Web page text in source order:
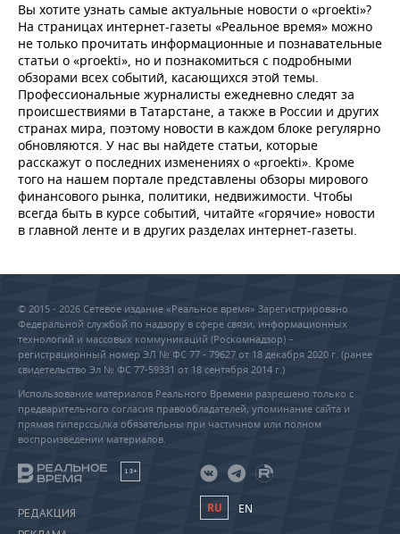
Вы хотите узнать самые актуальные новости о «proekti»?
На страницах интернет-газеты «Реальное время» можно
не только прочитать информационные и познавательные
статьи о «proekti», но и познакомиться с подробными
обзорами всех событий, касающихся этой темы.
Профессиональные журналисты ежедневно следят за
происшествиями в Татарстане, а также в России и других
странах мира, поэтому новости в каждом блоке регулярно
обновляются. У нас вы найдете статьи, которые
расскажут о последних изменениях о «proekti». Кроме
того на нашем портале представлены обзоры мирового
финансового рынка, политики, недвижимости. Чтобы
всегда быть в курсе событий, читайте «горячие» новости
в главной ленте и в других разделах интернет-газеты.
© 2015 - 2026 Сетевое издание «Реальное время» Зарегистрировано
Федеральной службой по надзору в сфере связи, информационных
технологий и массовых коммуникаций (Роскомнадзор) –
регистрационный номер ЭЛ № ФС 77 - 79627 от 18 декабря 2020 г. (ранее
свидетельство Эл № ФС 77-59331 от 18 сентября 2014 г.)
Использование материалов Реального Времени разрешено только с
предварительного согласия правообладателей, упоминание сайта и
прямая гиперссылка обязательны при частичном или полном
воспроизведении материалов.
18+
РЕДАКЦИЯ
RU EN